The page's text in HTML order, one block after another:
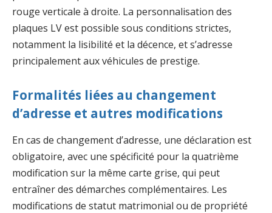
rouge verticale à droite. La personnalisation des
plaques LV est possible sous conditions strictes,
notamment la lisibilité et la décence, et s’adresse
principalement aux véhicules de prestige.
Formalités liées au changement
d’adresse et autres modifications
En cas de changement d’adresse, une déclaration est
obligatoire, avec une spécificité pour la quatrième
modification sur la même carte grise, qui peut
entraîner des démarches complémentaires. Les
modifications de statut matrimonial ou de propriété